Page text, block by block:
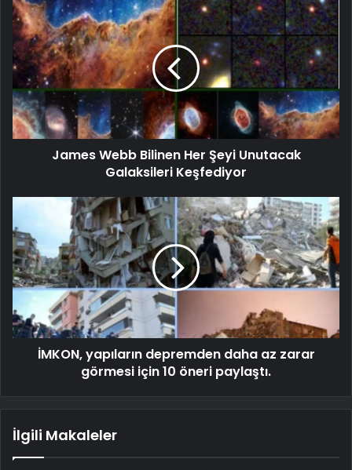
James Webb Bilinen Her Şeyi Unutacak
Galaksileri Keşfediyor
İMKON, yapıların depremden daha az zarar
görmesi için 10 öneri paylaştı.
İlgili Makaleler